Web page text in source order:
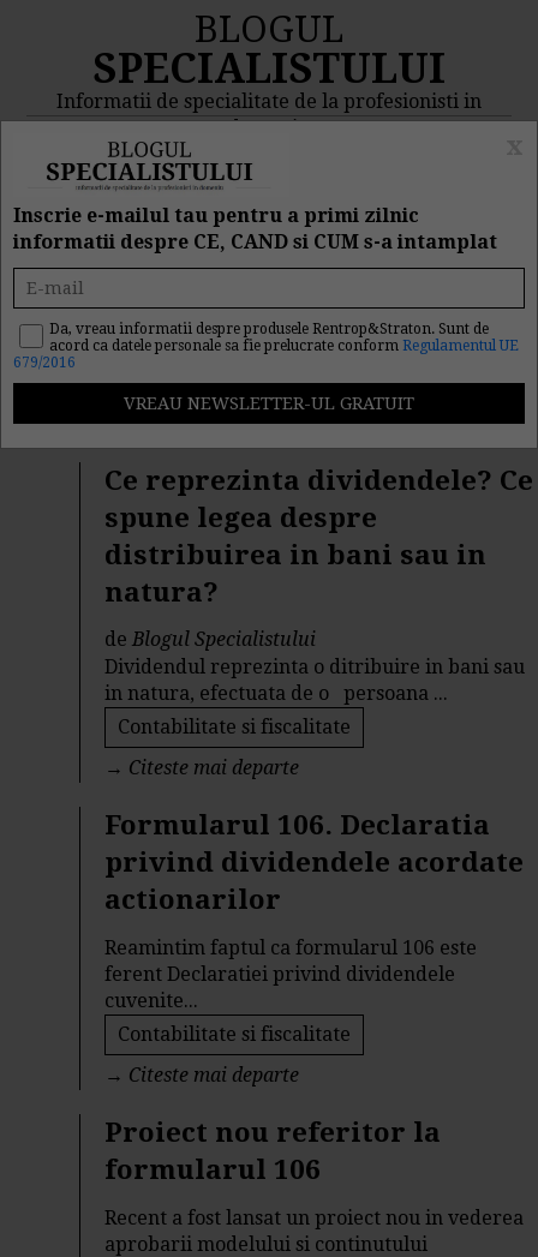
BLOGUL
SPECIALISTULUI
Informatii de specialitate de la profesionisti in
domeniu
MENIU
Rezultat cautare
"dividendele"
Cautarea facuta dupa cuvantul/sirul de cuvinte
dividendele" a returnat 38 articole.
Ce reprezinta dividendele? Ce
spune legea despre
distribuirea in bani sau in
natura?
deBlogul Specialistului
Dividendul reprezinta o ditribuire in bani sau
in natura, efectuata de o persoana ...
Contabilitate si fiscalitate
→ Citeste mai departe
Formularul 106. Declaratia
privind dividendele acordate
actionarilor
Reamintim faptul ca formularul 106 este
ferent Declaratiei privind dividendele
cuvenite...
Contabilitate si fiscalitate
→ Citeste mai departe
Proiect nou referitor la
formularul 106
Recent a fost lansat un proiect nou in vederea
aprobarii modelului si continutului
Inscrie e-mailul tau pentru a primi zilnic
informatii despre CE, CAND si CUM s-a intamplat
Da, vreau informatii despre produsele Rentrop&Straton. Sunt de
acord ca datele personale sa fie prelucrate conform Regulamentul UE
679/2016